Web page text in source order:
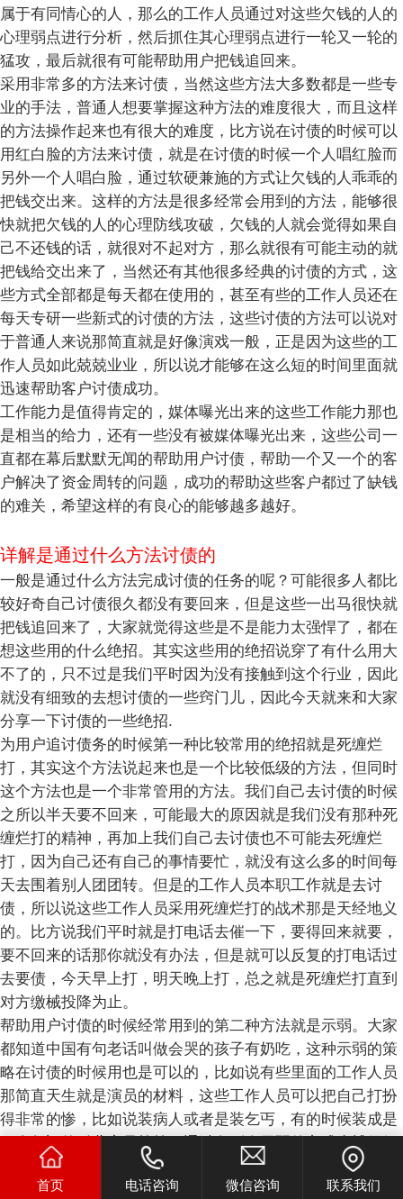
属于有同情心的人，那么的工作人员通过对这些欠钱的人的
心理弱点进行分析，然后抓住其心理弱点进行一轮又一轮的
猛攻，最后就很有可能帮助用户把钱追回来。
采用非常多的方法来讨债，当然这些方法大多数都是一些专
业的手法，普通人想要掌握这种方法的难度很大，而且这样
的方法操作起来也有很大的难度，比方说在讨债的时候可以
用红白脸的方法来讨债，就是在讨债的时候一个人唱红脸而
另外一个人唱白脸，通过软硬兼施的方式让欠钱的人乖乖的
把钱交出来。这样的方法是很多经常会用到的方法，能够很
快就把欠钱的人的心理防线攻破，欠钱的人就会觉得如果自
己不还钱的话，就很对不起对方，那么就很有可能主动的就
把钱给交出来了，当然还有其他很多经典的讨债的方式，这
些方式全部都是每天都在使用的，甚至有些的工作人员还在
每天专研一些新式的讨债的方法，这些讨债的方法可以说对
于普通人来说那简直就是好像演戏一般，正是因为这些的工
作人员如此兢兢业业，所以说才能够在这么短的时间里面就
迅速帮助客户讨债成功。
工作能力是值得肯定的，媒体曝光出来的这些工作能力那也
是相当的给力，还有一些没有被媒体曝光出来，这些公司一
直都在幕后默默无闻的帮助用户讨债，帮助一个又一个的客
户解决了资金周转的问题，成功的帮助这些客户都过了缺钱
的难关，希望这样的有良心的能够越多越好。
详解是通过什么方法讨债的
一般是通过什么方法完成讨债的任务的呢？可能很多人都比
较好奇自己讨债很久都没有要回来，但是这些一出马很快就
把钱追回来了，大家就觉得这些是不是能力太强悍了，都在
想这些用的什么绝招。其实这些用的绝招说穿了有什么用大
不了的，只不过是我们平时因为没有接触到这个行业，因此
就没有细致的去想讨债的一些窍门儿，因此今天就来和大家
分享一下讨债的一些绝招.
为用户追讨债务的时候第一种比较常用的绝招就是死缠烂
打，其实这个方法说起来也是一个比较低级的方法，但同时
这个方法也是一个非常管用的方法。我们自己去讨债的时候
之所以半天要不回来，可能最大的原因就是我们没有那种死
缠烂打的精神，再加上我们自己去讨债也不可能去死缠烂
打，因为自己还有自己的事情要忙，就没有这么多的时间每
天去围着别人团团转。但是的工作人员本职工作就是去讨
债，所以说这些工作人员采用死缠烂打的战术那是天经地义
的。比方说我们平时就是打电话去催一下，要得回来就要，
要不回来的话那你就没有办法，但是就可以反复的打电话过
去要债，今天早上打，明天晚上打，总之就是死缠烂打直到
对方缴械投降为止。
帮助用户讨债的时候经常用到的第二种方法就是示弱。大家
都知道中国有句老话叫做会哭的孩子有奶吃，这种示弱的策
略在讨债的时候用也是可以的，比如说有些里面的工作人员
那简直天生就是演员的材料，这些工作人员可以把自己打扮
得非常的惨，比如说装病人或者是装乞丐，有的时候装成是
一个年迈的孤儿寡母等等，通过向别人示弱的方式来博得好
感，可能别人同情心一发就有可能主动的把钱给还上着来，
这种讨债的方式对于躺在公司的工作人员来说是一个不小的
首页 电话咨询 微信咨询 联系我们